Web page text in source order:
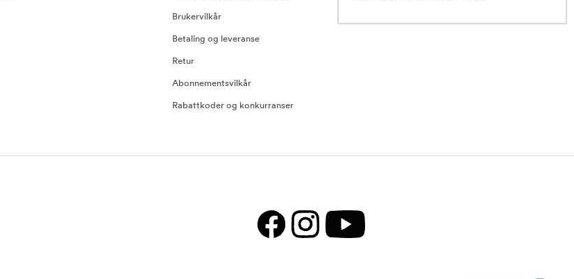
Brukervilkår
Betaling og leveranse
Retur
Abonnementsvilkår
Rabattkoder og konkurranser